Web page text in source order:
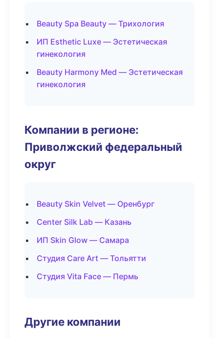
Beauty Spa Beauty — Трихология
ИП Esthetic Luxe — Эстетическая
гинекология
Beauty Harmony Med — Эстетическая
гинекология
Компании в регионе:
Приволжский федеральный
округ
Beauty Skin Velvet — Оренбург
Center Silk Lab — Казань
ИП Skin Glow — Самара
Студия Care Art — Тольятти
Студия Vita Face — Пермь
Другие компании